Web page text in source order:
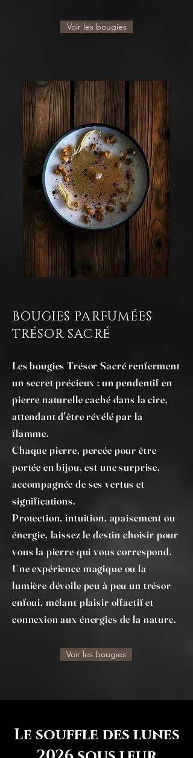
Voir les bougies
BOUGIES PARFUMÉES
TRÉSOR SACRÉ
Les bougies Trésor Sacré renferment
un secret précieux : un pendentif en
pierre naturelle caché dans la cire,
attendant d'être révélé par la
flamme.
Chaque pierre, percée pour être
portée en bijou, est une surprise,
accompagnée de ses vertus et
significations.
Protection, intuition, apaisement ou
énergie, laissez le destin choisir pour
vous la pierre qui vous correspond.
Une expérience magique ou la
lumière dévoile peu à peu un trésor
enfoui, mêlant plaisir olfactif et
connexion aux énergies de la nature.
Voir les bougies
Le souffle des lunes